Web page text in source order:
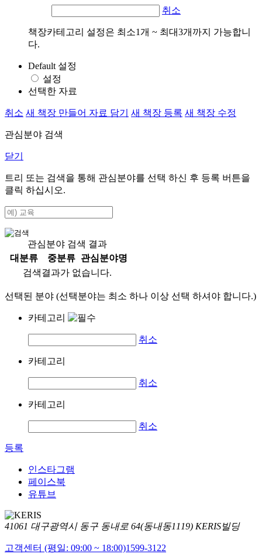
취소
책장카테고리 설정은 최소1개 ~ 최대3개까지 가능합니
다.
Default 설정
설정
선택한 자료
취소 새 책장 만들어 자료 담기 새 책장 등록 새 책장 수정
관심분야 검색
닫기
트리 또는 검색을 통해 관심분야를 선택 하신 후 등록 버튼을
클릭 하십시오.
관심분야 검색 결과
대분류
중분류
관심분야명
검색결과가 없습니다.
선택된 분야 (선택분야는 최소 하나 이상 선택 하셔야 합니다.)
카테고리
취소
카테고리
취소
카테고리
취소
등록
인스타그램
페이스북
유튜브
41061 대구광역시 동구 동내로 64(동내동1119) KERIS빌딩
고객센터 (평일: 09:00 ~ 18:00)1599-3122